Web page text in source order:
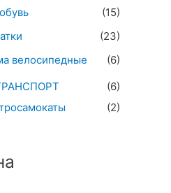
(15)
(23)
велосипедные
(6)
(6)
(2)